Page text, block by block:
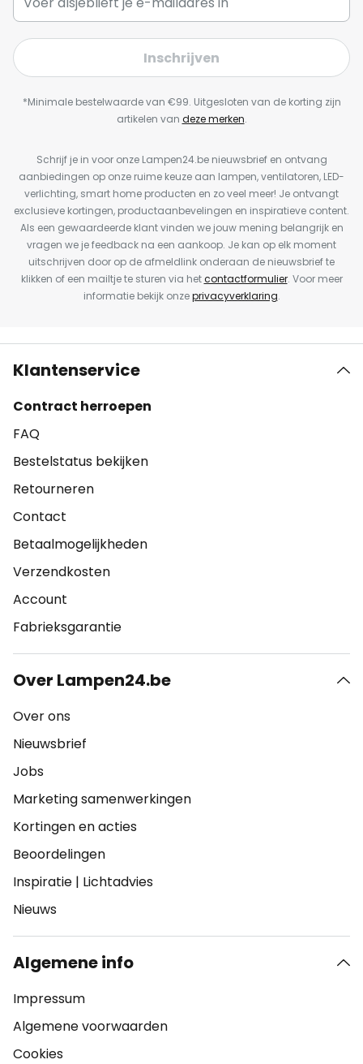
Inschrijven
*Minimale bestelwaarde van €99. Uitgesloten van de korting zijn
artikelen van deze merken.
Schrijf je in voor onze Lampen24.be nieuwsbrief en ontvang
aanbiedingen op onze ruime keuze aan lampen, ventilatoren, LED-
verlichting, smart home producten en zo veel meer! Je ontvangt
exclusieve kortingen, productaanbevelingen en inspiratieve content.
Als een gewaardeerde klant vinden we jouw mening belangrijk en
vragen we je feedback na een aankoop. Je kan op elk moment
uitschrijven door op de afmeldlink onderaan de nieuwsbrief te
klikken of een mailtje te sturen via hetcontactformulier. Voor meer
informatie bekijk onzeprivacyverklaring.
Klantenservice
Contract herroepen
FAQ
Bestelstatus bekijken
Retourneren
Contact
Betaalmogelijkheden
Verzendkosten
Account
Fabrieksgarantie
Over Lampen24.be
Over ons
Nieuwsbrief
Jobs
Marketing samenwerkingen
Kortingen en acties
Beoordelingen
Inspiratie | Lichtadvies
Nieuws
Algemene info
Impressum
Algemene voorwaarden
Cookies